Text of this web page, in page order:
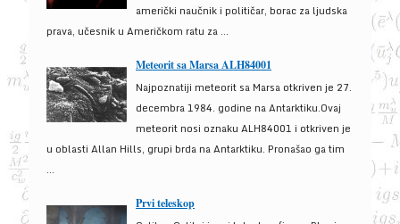
američki naučnik i političar, borac za ljudska
prava, učesnik u Američkom ratu za ...
Meteorit sa Marsa ALH84001
Najpoznatiji meteorit sa Marsa otkriven je 27.
decembra 1984. godine na Antarktiku.Ovaj
meteorit nosi oznaku ALH84001 i otkriven je
u oblasti Allan Hills, grupi brda na Antarktiku. Pronašao ga tim
...
Prvi teleskop